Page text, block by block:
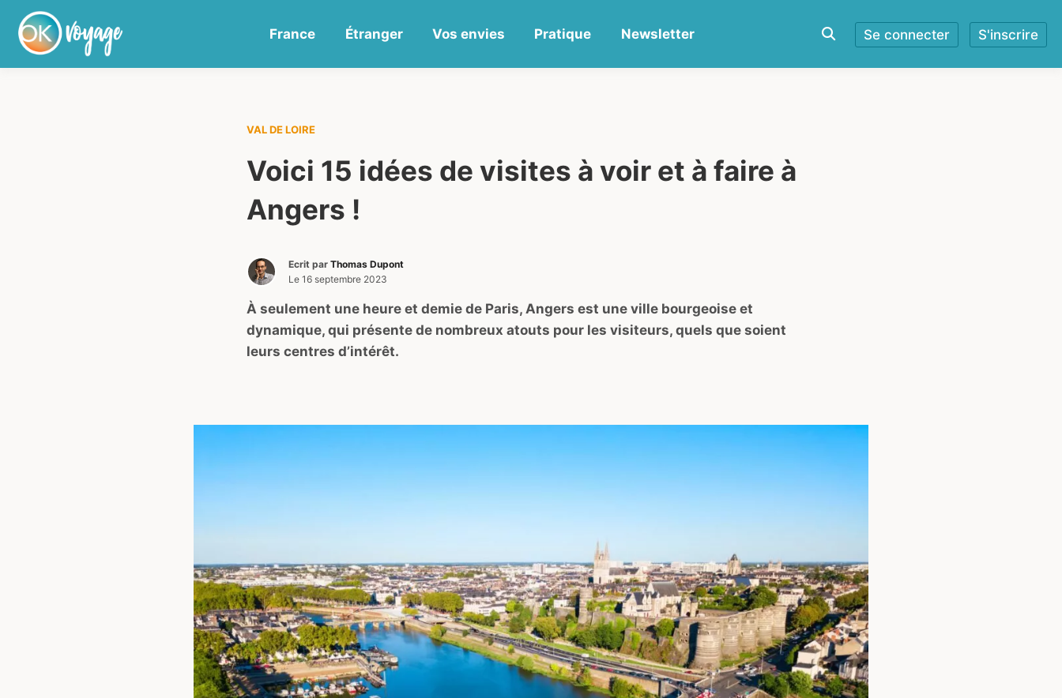
France Étranger Vos envies Pratique Newsletter Se connecter S'inscrire
VAL DE LOIRE
Voici 15 idées de visites à voir et à faire à
Angers !
Ecrit par Thomas Dupont
Le 16 septembre 2023
À seulement une heure et demie de Paris, Angers est une ville bourgeoise et
dynamique, qui présente de nombreux atouts pour les visiteurs, quels que soient
leurs centres d’intérêt.